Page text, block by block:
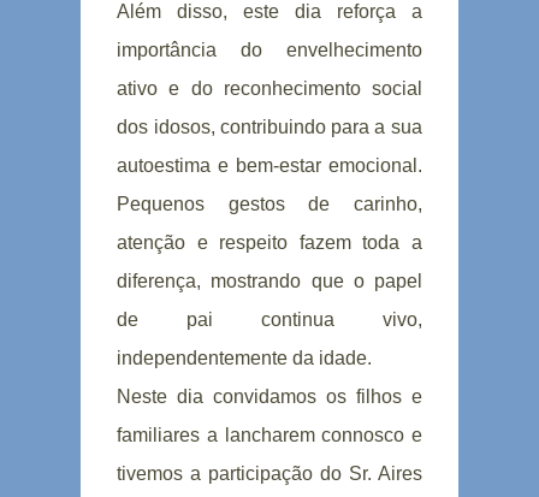
Além disso, este dia reforça a
importância do envelhecimento
ativo e do reconhecimento social
dos idosos, contribuindo para a sua
autoestima e bem-estar emocional.
Pequenos gestos de carinho,
atenção e respeito fazem toda a
diferença, mostrando que o papel
de pai continua vivo,
independentemente da idade.
Neste dia convidamos os filhos e
familiares a lancharem connosco e
tivemos a participação do Sr. Aires